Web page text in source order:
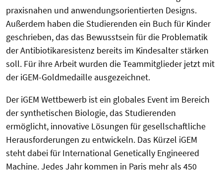
praxisnahen und anwendungsorientierten Designs.
Außerdem haben die Studierenden ein Buch für Kinder
geschrieben, das das Bewusstsein für die Problematik
der Antibiotikaresistenz bereits im Kindesalter stärken
soll. Für ihre Arbeit wurden die Teammitglieder jetzt mit
der iGEM-Goldmedaille ausgezeichnet.
Der iGEM Wettbewerb ist ein globales Event im Bereich
der synthetischen Biologie, das Studierenden
ermöglicht, innovative Lösungen für gesellschaftliche
Herausforderungen zu entwickeln. Das Kürzel iGEM
steht dabei für International Genetically Engineered
Machine. Jedes Jahr kommen in Paris mehr als 450